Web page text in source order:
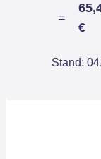
=
€
Stand: